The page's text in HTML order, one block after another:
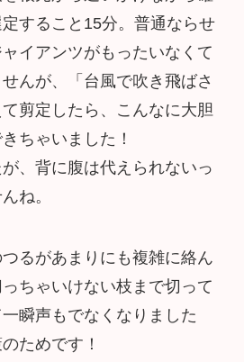
すること15分。普通ならせ
イアンツがもったいなくて
んが、「台風で吹き飛ばさ
剪定したら、こんなに大胆
ちゃいました！
、背に腹は代えられないっ
ね。
るがあまりにも複雑に絡ん
ちゃいけない枝まで切って
瞬声もでなくなりました
ためです！